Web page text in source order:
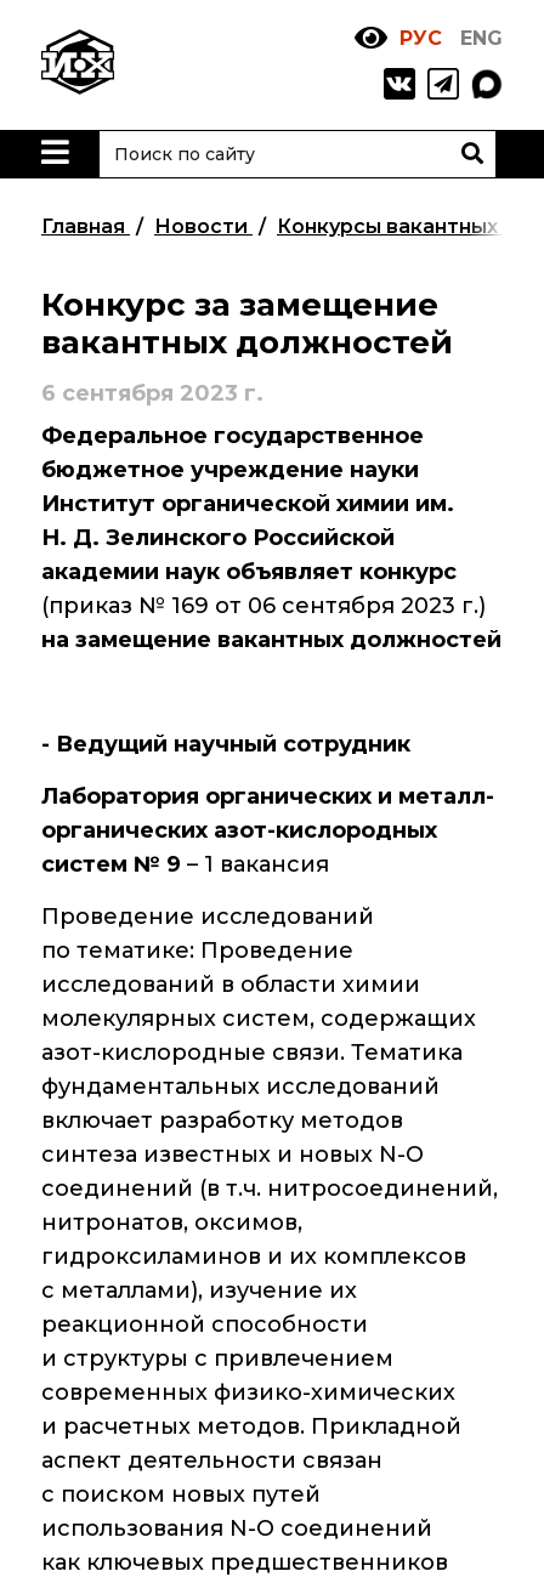
РУС ENG
Жизнь
моменты научной
деятельности
История ИОХ РАН
Администрация
института
Подразделения
института
Ученый совет ИОХ
РАН
Диссертационные
советы
Центр
коллективного
пользования
Института
органической химии
РАН (ЦКП ИОХ РАН)
Библиотека
Инфоресурсы
Профком
Документы
Контакты
Основные
направления
Важнейшие
достижения
Научный Совет РАН
по органической
Искусственный
интеллект (ИИ)
Главная Новости Конкурсы вакантных
Конкурс за замещение
вакантных должностей
6 сентября 2023 г.
Федеральное государственное
бюджетное учреждение науки
Институт органической химии им.
Н. Д. Зелинского Российской
академии наук объявляет конкурс
(приказ № 169 от 06 сентября 2023 г.)
на замещение вакантных должностей
- Ведущий научный сотрудник
Лаборатория органических и металл-
органических азот-кислородных
систем № 9 – 1 вакансия
Проведение исследований
по тематике: Проведение
исследований в области химии
молекулярных систем, содержащих
азот-кислородные связи. Тематика
фундаментальных исследований
включает разработку методов
синтеза известных и новых N-O
соединений (в т.ч. нитросоединений,
нитронатов, оксимов,
гидроксиламинов и их комплексов
с металлами), изучение их
реакционной способности
и структуры с привлечением
современных физико-химических
и расчетных методов. Прикладной
аспект деятельности связан
с поиском новых путей
использования N-O соединений
как ключевых предшественников